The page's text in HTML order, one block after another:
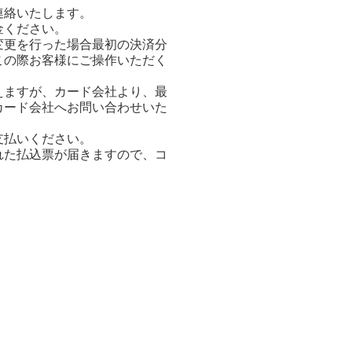
いたします。
ださい。
を行った場合最初の決済分
際お客様にご操作いただく
すが、カード会社より、最
ド会社へお問い合わせいた
いください。
払込票が届きますので、コ